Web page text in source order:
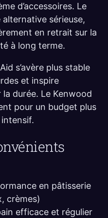
d’accessoires. Le
sérieuse,
en retrait sur la
à long terme.
s’avère plus stable
et inspire
durée. Le Kenwood
pour un budget plus
en pâtisserie
crèmes)
efficace et régulier